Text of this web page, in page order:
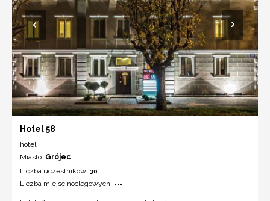
Hotel 58
hotel
Miasto: Grójec
Liczba uczestników: 30
Liczba miejsc noclegowych: ---